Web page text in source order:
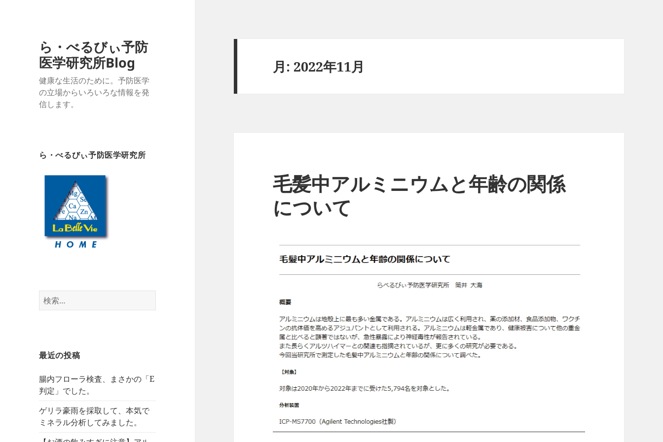
ら・べるびぃ予防
医学研究所Blog
健康な生活のために。予防医学
の立場からいろいろな情報を発
信します。
ら・べるびぃ予防医学研究所
検
索:
最近の投稿
腸内フローラ検査、まさかの「E
判定」でした。
ゲリラ豪雨を採取して、本気で
ミネラル分析してみました。
月: 2022年11月
毛髪中アルミニウムと年齢の関係
について